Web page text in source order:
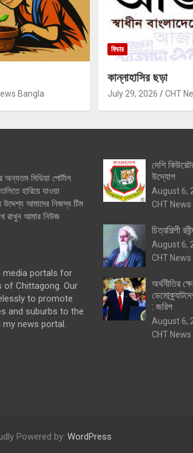
Bangla
ফিচার
কান্নাহাসির ছড়া
July 29, 2026 CHT
অন্যতম মিডিয়া পোর্টাল
হারিয়ে যাওয়া
আমাদের নিজস্ব টিম
রাখুন আমার নিউজ
media portals for
of Chittagong. Our
to promote
and suburbs to the
my news portal.
দেশি
উদ্যোগ
August 6,
CHT
চিত্রশিল্পী
August 6,
CHT
অর্থনীতির
: জরিপ
August 6,
CHT
Powered by: WordPress